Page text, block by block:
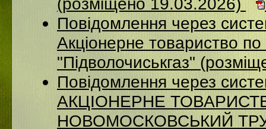
Повідомлення через
Акціонерне товариство по
"Підволочиськгаз"
Повідомлення через
АКЦIОНЕРНЕ
НОВОМОСКОВСЬКИЙ